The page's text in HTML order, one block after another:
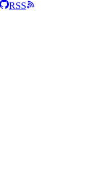
RSS